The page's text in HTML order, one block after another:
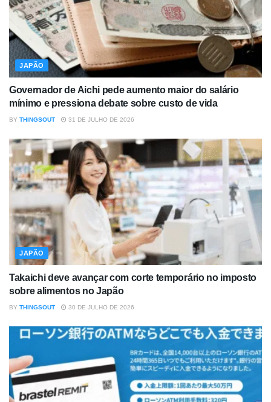
JAPÃO
Governador de Aichi pede aumento maior do salário
mínimo e pressiona debate sobre custo de vida
BY THINGSOUT 31 DE JULHO DE 2026
JAPÃO
Takaichi deve avançar com corte temporário no imposto
sobre alimentos no Japão
BY THINGSOUT 30 DE JULHO DE 2026